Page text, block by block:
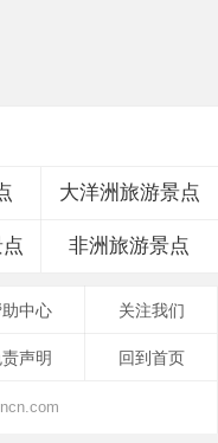
大洋洲旅游景点
非洲旅游景点
中心 关注我们
声明 回到首页